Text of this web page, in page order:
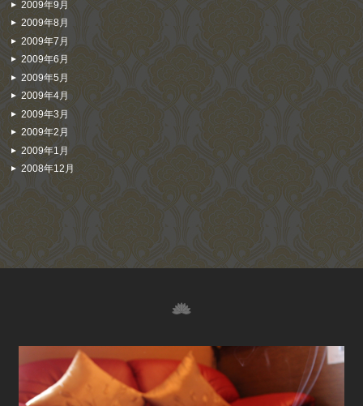
2009年9月
2009年8月
2009年7月
2009年6月
2009年5月
2009年4月
2009年3月
2009年2月
2009年1月
2008年12月